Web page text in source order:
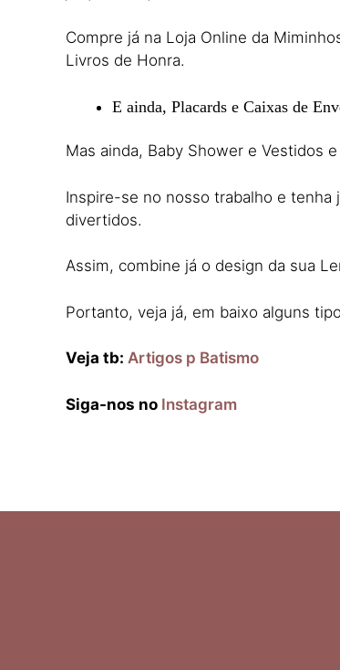
Compre já na Loja Online da
Livros de Honra.
E ainda, Placards e Caixas de
Mas ainda, Baby Shower e Vestidos
Inspire-se no nosso trabalho e tenha
divertidos.
Assim, combine já o design da sua
Portanto, veja já, em baixo alguns
Veja tb: Artigos p Batismo
Siga-nos no Instagram